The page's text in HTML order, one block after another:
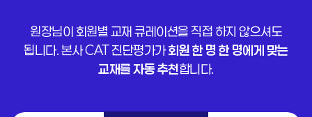
원장님이 회원별 교재 큐레이션을 직접 하지 않으셔도
됩니다.본사 CAT 진단평가가회원 한 명 한 명에게 맞는
교재를 자동 추천합니다.